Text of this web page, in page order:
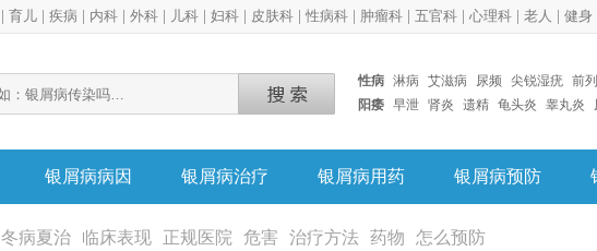
育儿 疾病 内科 外科 儿科 妇科 皮肤科 性病科 肿瘤科 五官科 心理科 老人 健身
性病 淋病 艾滋病 尿频 尖锐湿疣 前
阳痿 早泄 肾炎 遗精 龟头炎 睾丸炎
银屑病病因 银屑病治疗 银屑病用药 银屑病预防
冬病夏治 临床表现 正规医院 危害 治疗方法 药物 怎么预防